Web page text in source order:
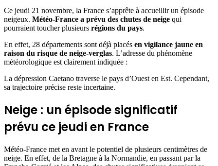
Ce jeudi 21 novembre, la France s’apprête à accueillir un épisode
neigeux. Météo-France a prévu des chutes de neige qui
pourraient toucher plusieurs régions du pays.
En effet, 28 départements sont déjà placés en vigilance jaune en
raison du risque de neige-verglas. L’adresse du phénomène
météorologique est clairement indiquée :
La dépression Caetano traverse le pays d’Ouest en Est. Cependant,
sa trajectoire précise reste incertaine.
Neige : un épisode significatif
prévu ce jeudi en France
Météo-France met en avant le potentiel de plusieurs centimètres de
neige. En effet, de la Bretagne à la Normandie, en passant par la